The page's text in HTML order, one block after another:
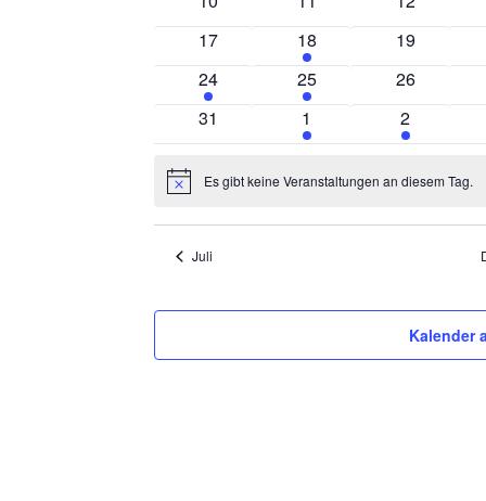
VeranstaltungenVeranstaltungen
0
Veranstaltungen
17
1
Veranstaltung
18
0
19
1
Veranstaltung
24
1
Veranstaltung
25
0
26
0
Veranstaltungen
31
2
Veranstaltungen
1
1
2
HinweisEs gibt keine Veranstaltungen an diesem Tag.
Juli
Kalender